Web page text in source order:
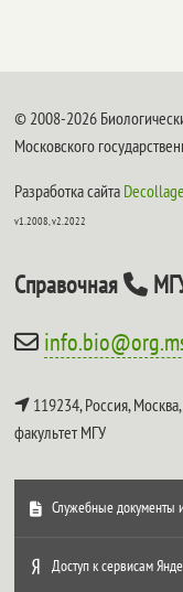
© 2008-2026
Московского
Разработка сайта
v1.2008, v2.2022
Справочная
119234, Россия,
факультет МГУ
Служебные документы
Доступ к сервисам